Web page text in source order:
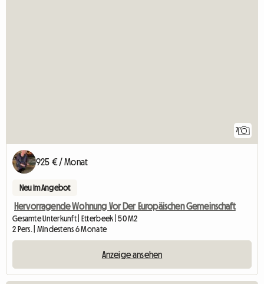
7
925 € / Monat
Neu im Angebot
Hervorragende Wohnung Vor Der Europäischen Gemeinschaft
Gesamte Unterkunft | Etterbeek | 50 M2
2 Pers. | Mindestens 6 Monate
Anzeige ansehen